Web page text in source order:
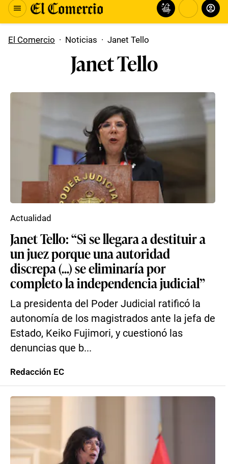
El Comercio · Noticias · Janet Tello
Janet Tello
Janet Tello: “Si se llegara a destituir a
un juez porque una autoridad
discrepa (...) se eliminaría por
completo la independencia judicial”
La presidenta del Poder Judicial ratificó la
autonomía de los magistrados ante la jefa de
Estado, Keiko Fujimori, y cuestionó las
denuncias que b...
Actualidad
Redacción EC